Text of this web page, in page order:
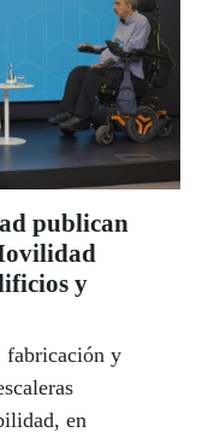
publican
y
fabricación y
en